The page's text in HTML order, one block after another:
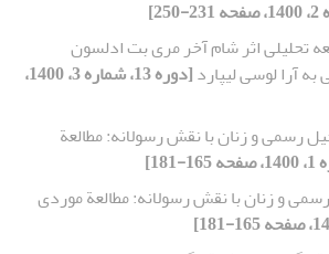
تحلیلی اثر شام آخر مری بت ادلسون
آرا لوسی لیپارد
[دوره 13، شماره 3، 1400،
رسمی و زنان با نقش رسولانه: مطالعة
و زنان با نقش رسولانه: مطالعة موردی